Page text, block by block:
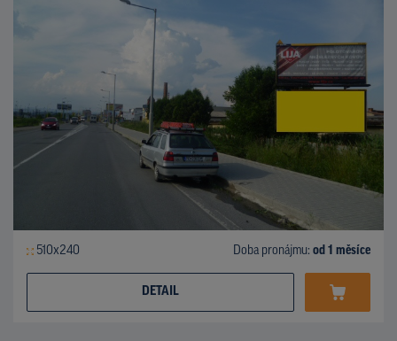
510x240 Doba pronájmu: od 1 měsíce
DETAIL